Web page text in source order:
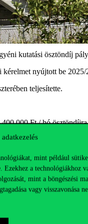
adatkezelés
mint például
Ezekhez a technológiákhoz
mint a böngészési
vagy visszavonása
kutatási ösztöndíj
nyújtott be
teljesítette.
400.000 Ft / hó